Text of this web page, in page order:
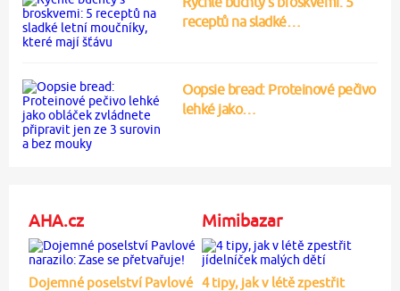
receptů na sladké…
Oopsie bread: Proteinové pečivo
lehké jako…
AHA.cz
Dojemné poselství Pavlové
Mimibazar
4 tipy, jak v létě zpestřit